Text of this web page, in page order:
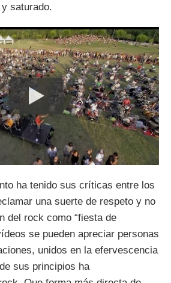
saturado.
ha tenido sus críticas entre los
una suerte de respeto y no
del rock como “fiesta de
se pueden apreciar personas
unidos en la efervescencia
sus principios ha